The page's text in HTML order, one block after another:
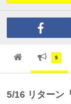
5
5/16 リターン